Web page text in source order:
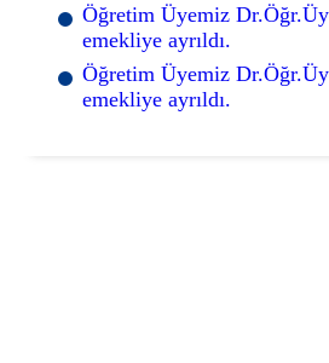
Öğretim Üyemiz
emekliye ayrıldı.
Öğretim Üyemiz
emekliye ayrıldı.